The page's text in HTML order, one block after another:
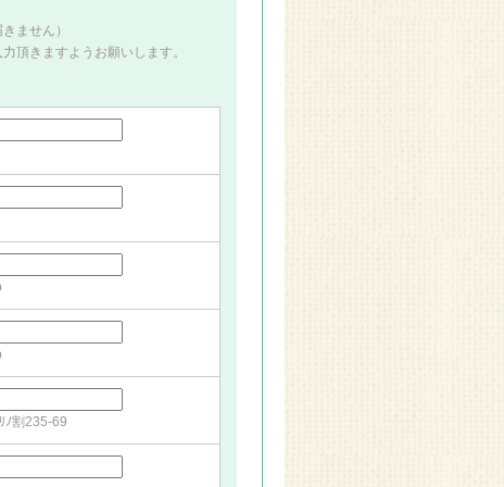
ません）
頂きますようお願いします。
ﾉ割235-69